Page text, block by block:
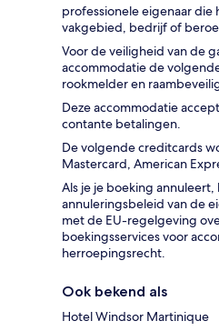
professionele eigenaar die
vakgebied, bedrijf of
Voor de veiligheid van de
accommodatie de
rookmelder en
Deze accommodatie
contante betalingen.
De volgende creditcards
Mastercard, American
Als je je boeking
annuleringsbeleid van de
met de EU-regelgeving
boekingsservices voor
herroepingsrecht.
Ook bekend als
Hotel Windsor Martinique